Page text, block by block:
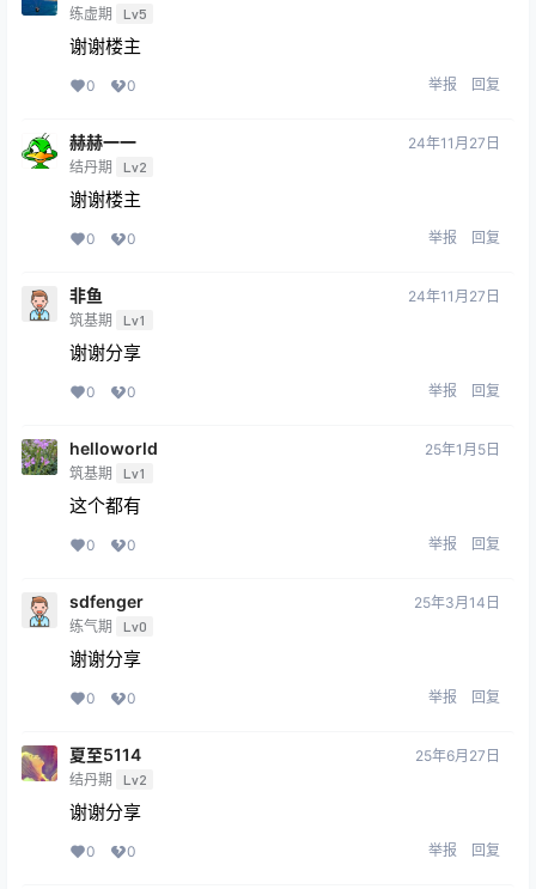
练虚期 Lv5
谢谢楼主
0 0 举报 回复
赫赫一一
结丹期 Lv2
24年11月27日
谢谢楼主
0 0 举报 回复
非鱼
筑基期 Lv1
24年11月27日
谢谢分享
0 0 举报 回复
helloworld
筑基期 Lv1
25年1月5日
这个都有
0 0 举报 回复
sdfenger
练气期 Lv0
25年3月14日
谢谢分享
0 0 举报 回复
夏至5114
结丹期 Lv2
25年6月27日
谢谢分享
0 0 举报 回复